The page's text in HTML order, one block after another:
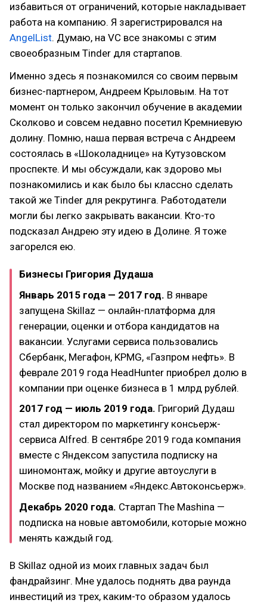
избавиться от ограничений, которые накладывает
работа на компанию. Я зарегистрировался на
AngelList. Думаю, на VC все знакомы с этим
своеобразным Tinder для стартапов.
Именно здесь я познакомился со своим первым
бизнес-партнером, Андреем Крыловым. На тот
момент он только закончил обучение в академии
Сколково и совсем недавно посетил Кремниевую
долину. Помню, наша первая встреча с Андреем
состоялась в «Шоколаднице» на Кутузовском
проспекте. И мы обсуждали, как здорово мы
познакомились и как было бы классно сделать
такой же Tinder для рекрутинга. Работодатели
могли бы легко закрывать вакансии. Кто-то
подсказал Андрею эту идею в Долине. Я тоже
загорелся ею.
Бизнесы Григория Дудаша
Январь 2015 года — 2017 год. В январе
запущена Skillaz — онлайн-платформа для
генерации, оценки и отбора кандидатов на
вакансии. Услугами сервиса пользовались
Сбербанк, Мегафон, KPMG, «Газпром нефть». В
феврале 2019 года HeadHunter приобрел долю в
компании при оценке бизнеса в 1 млрд рублей.
2017 год — июль 2019 года. Григорий Дудаш
стал директором по маркетингу консьерж-
сервиса Alfred. В сентябре 2019 года компания
вместе с Яндексом запустила подписку на
шиномонтаж, мойку и другие автоуслуги в
Москве под названием «Яндекс.Автоконсьерж».
Декабрь 2020 года. Стартап The Mashina —
подписка на новые автомобили, которые можно
менять каждый год.
В Skillaz одной из моих главных задач был
фандрайзинг. Мне удалось поднять два раунда
инвестиций из трех, каким-то образом удалось